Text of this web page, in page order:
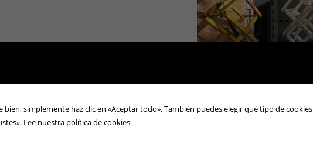
bien, simplemente haz clic en «Aceptar todo». También puedes elegir qué tipo de cookies
Lee nuestra política de cookies